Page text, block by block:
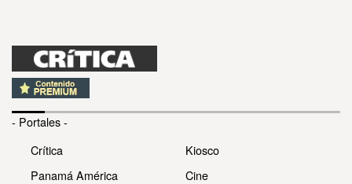
- Portales -
Crítica
Panamá América
Kiosco
Cine